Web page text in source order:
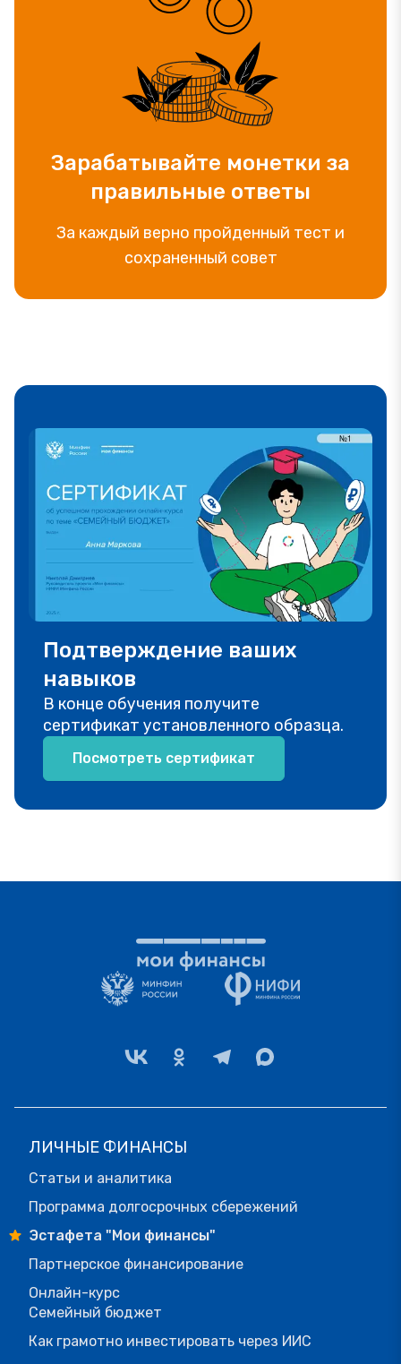
ЛИЧНЫЕ ФИНАНСЫ
Статьи и аналитика
Программа долгосрочных сбережений
Эстафета "Мои финансы"
Партнерское финансирование
Онлайн-курс
Семейный бюджет
Как грамотно инвестировать через ИИС